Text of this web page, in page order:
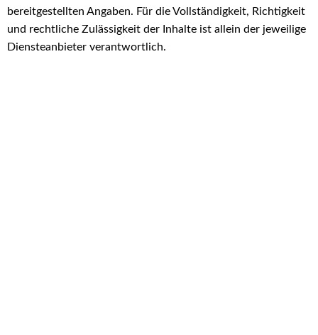
bereitgestellten Angaben. Für die Vollständigkeit, Richtigkeit
und rechtliche Zulässigkeit der Inhalte ist allein der jeweilige
Diensteanbieter verantwortlich.